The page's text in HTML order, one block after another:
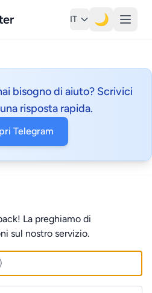
IT 🌙
bisogno di aiuto? Scrivici
risposta rapida.
Telegram
La preghiamo di
sul nostro servizio.